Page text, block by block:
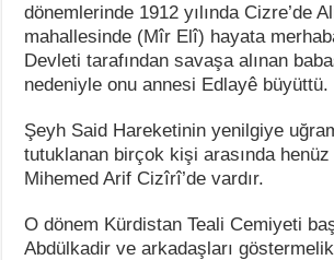
dönemlerinde 1912 yılında Cizre’de
mahallesinde (Mîr Elî) hayata
Devleti tarafından savaşa alınan
nedeniyle onu annesi Edlayê büyüttü.
Şeyh Said Hareketinin yenilgiye
tutuklanan birçok kişi arasında henüz
Mihemed Arif Cizîrî’de vardır.
O dönem Kürdistan Teali Cemiyeti
Abdülkadir ve arkadaşları